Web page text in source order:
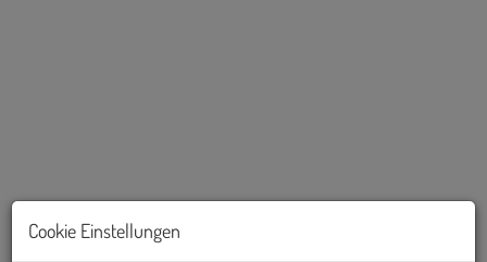
Cookie Einstellungen